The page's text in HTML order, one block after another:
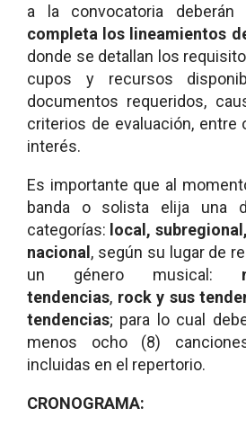
a la convocatoria deberán
completa los lineamientos
donde se detallan los
cupos y recursos
documentos requeridos,
criterios de evaluación, entre
interés.
Es importante que al
banda o solista elija una
categorías: local,
nacional, según su lugar de
un género musical:
tendencias, rock y sus
tendencias; para lo cual
menos ocho (8)
incluidas en el repertorio.
CRONOGRAMA: